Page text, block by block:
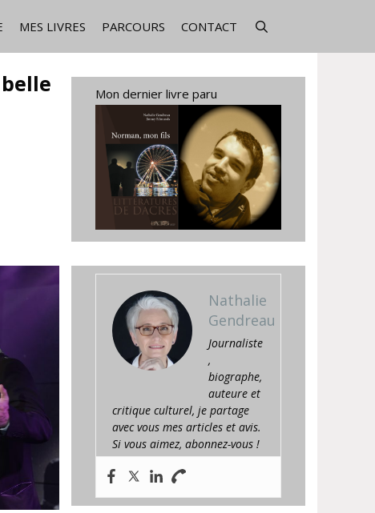
MES LIVRES PARCOURS CONTACT
Mon dernier livre paru
Nathalie
Gendreau
Journaliste
,
biographe,
auteure et
critique culturel, je partage
avec vous mes articles et avis.
Si vous aimez, abonnez-vous !